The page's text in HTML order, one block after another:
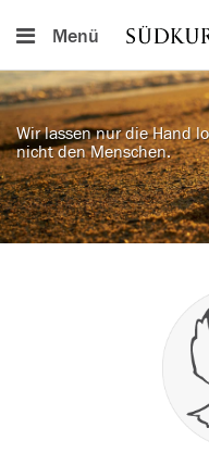
Menü
Wir lassen nur die Hand
nicht den Menschen.